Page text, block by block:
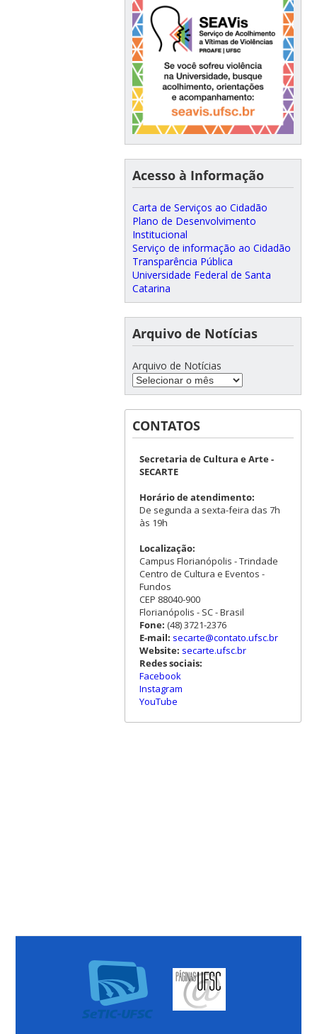
Acesso à Informação
Carta de Serviços ao Cidadão
Plano de Desenvolvimento
Institucional
Serviço de informação ao Cidadão
Transparência Pública
Universidade Federal de Santa
Catarina
Arquivo de Notícias
Arquivo de Notícias
CONTATOS
Secretaria de Cultura e Arte -
SECARTE
Horário de atendimento:
De segunda a sexta-feira das 7h
às 19h
Localização:
Campus Florianópolis - Trindade
Centro de Cultura e Eventos -
Fundos
CEP 88040-900
Florianópolis - SC - Brasil
Fone: (48) 3721-2376
E-mail: secarte@contato.ufsc.br
Website: secarte.ufsc.br
Redes sociais:
Facebook
Instagram
YouTube